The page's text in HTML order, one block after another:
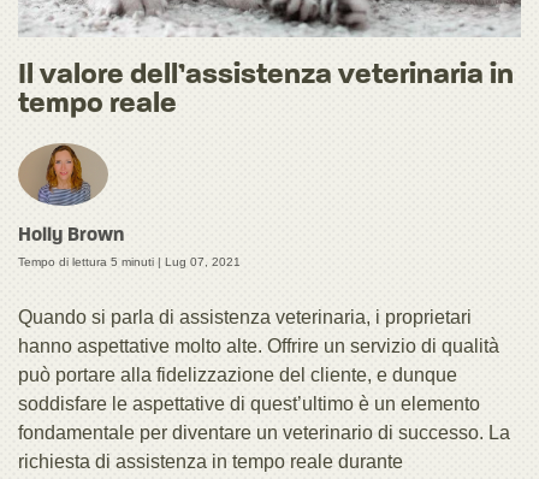
Il valore dell’assistenza veterinaria in
tempo reale
Holly Brown
Tempo di lettura 5 minuti | Lug 07, 2021
Quando si parla di assistenza veterinaria, i proprietari
hanno aspettative molto alte. Offrire un servizio di qualità
può portare alla fidelizzazione del cliente, e dunque
soddisfare le aspettative di quest’ultimo è un elemento
fondamentale per diventare un veterinario di successo. La
richiesta di assistenza in tempo reale durante